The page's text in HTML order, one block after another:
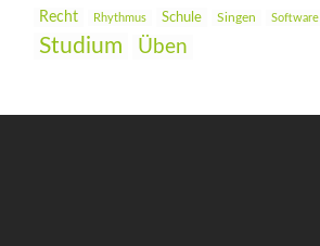
Recht Rhythmus Schule Singen Software
Studium Üben